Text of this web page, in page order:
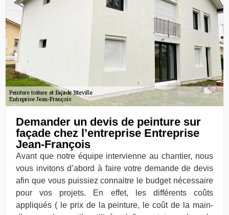
Demander un devis de peinture sur
façade chez l’entreprise Entreprise
Jean-François
Avant que notre équipe intervienne au chantier, nous
vous invitons d’abord à faire votre demande de devis
afin que vous puissiez connaitre le budget nécessaire
pour vos projets. En effet, les différents coûts
appliqués ( le prix de la peinture, le coût de la main-